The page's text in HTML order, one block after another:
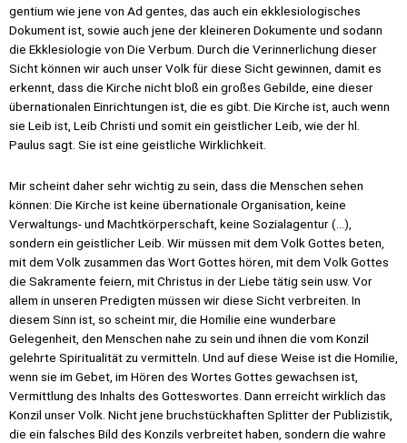
gentium wie jene von Ad gentes, das auch ein ekklesiologisches
Dokument ist, sowie auch jene der kleineren Dokumente und sodann
die Ekklesiologie von Die Verbum. Durch die Verinnerlichung dieser
Sicht können wir auch unser Volk für diese Sicht gewinnen, damit es
erkennt, dass die Kirche nicht bloß ein großes Gebilde, eine dieser
übernationalen Einrichtungen ist, die es gibt. Die Kirche ist, auch wenn
sie Leib ist, Leib Christi und somit ein geistlicher Leib, wie der hl.
Paulus sagt. Sie ist eine geistliche Wirklichkeit.
Mir scheint daher sehr wichtig zu sein, dass die Menschen sehen
können: Die Kirche ist keine übernationale Organisation, keine
Verwaltungs- und Machtkörperschaft, keine Sozialagentur (…),
sondern ein geistlicher Leib. Wir müssen mit dem Volk Gottes beten,
mit dem Volk zusammen das Wort Gottes hören, mit dem Volk Gottes
die Sakramente feiern, mit Christus in der Liebe tätig sein usw. Vor
allem in unseren Predigten müssen wir diese Sicht verbreiten. In
diesem Sinn ist, so scheint mir, die Homilie eine wunderbare
Gelegenheit, den Menschen nahe zu sein und ihnen die vom Konzil
gelehrte Spiritualität zu vermitteln. Und auf diese Weise ist die Homilie,
wenn sie im Gebet, im Hören des Wortes Gottes gewachsen ist,
Vermittlung des Inhalts des Gotteswortes. Dann erreicht wirklich das
Konzil unser Volk. Nicht jene bruchstückhaften Splitter der Publizistik,
die ein falsches Bild des Konzils verbreitet haben, sondern die wahre